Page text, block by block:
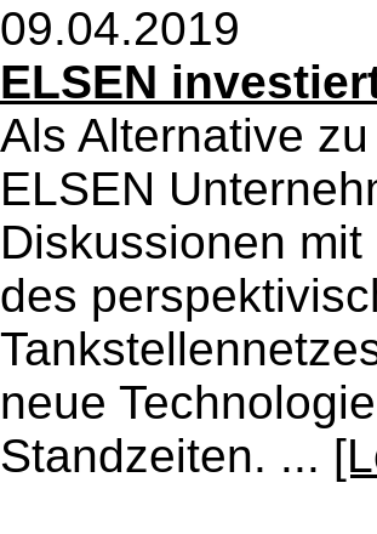
09.04.2019
ELSEN
Als Alternative
ELSEN
Diskussionen
des
neue
Standzeiten. ...